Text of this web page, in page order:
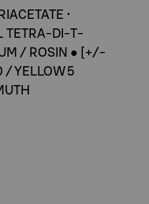
•
TETRA-DI-T-
/ ROSIN ● [+/-
/ YELLOW 5